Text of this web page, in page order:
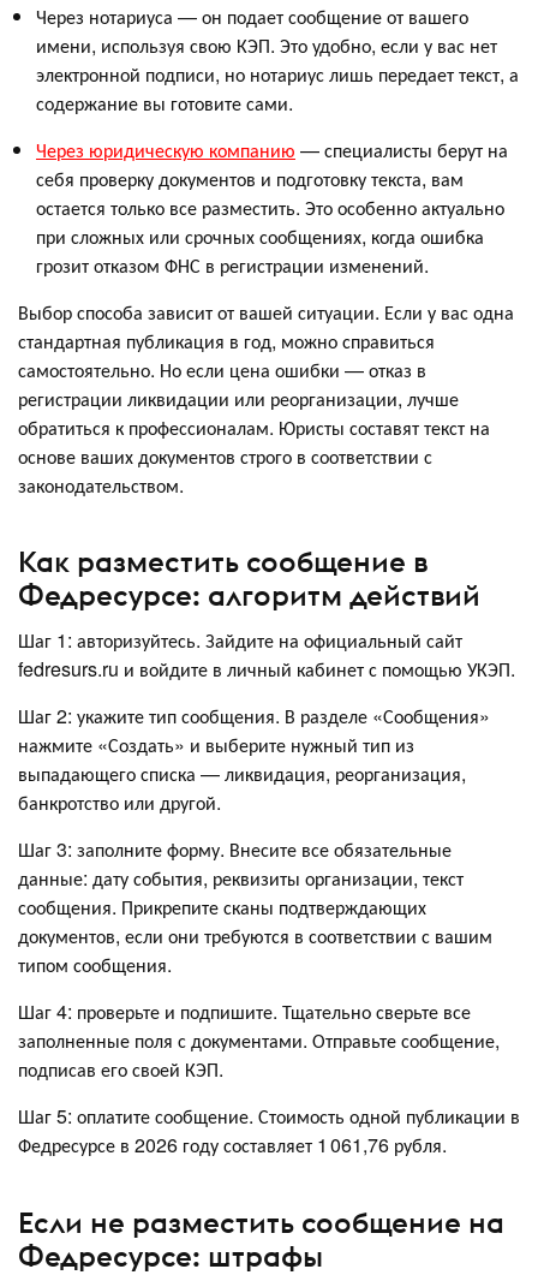
Через нотариуса — он подает сообщение от вашего
имени, используя свою КЭП. Это удобно, если у вас нет
электронной подписи, но нотариус лишь передает текст, а
содержание вы готовите сами.
Через юридическую компанию — специалисты берут на
себя проверку документов и подготовку текста, вам
остается только все разместить. Это особенно актуально
при сложных или срочных сообщениях, когда ошибка
грозит отказом ФНС в регистрации изменений.
Выбор способа зависит от вашей ситуации. Если у вас одна
стандартная публикация в год, можно справиться
самостоятельно. Но если цена ошибки — отказ в
регистрации ликвидации или реорганизации, лучше
обратиться к профессионалам. Юристы составят текст на
основе ваших документов строго в соответствии с
законодательством.
Как разместить сообщение в
Федресурсе: алгоритм действий
Шаг 1: авторизуйтесь. Зайдите на официальный сайт
fedresurs.ru и войдите в личный кабинет с помощью УКЭП.
Шаг 2: укажите тип сообщения. В разделе «Сообщения»
нажмите «Создать» и выберите нужный тип из
выпадающего списка — ликвидация, реорганизация,
банкротство или другой.
Шаг 3: заполните форму. Внесите все обязательные
данные: дату события, реквизиты организации, текст
сообщения. Прикрепите сканы подтверждающих
документов, если они требуются в соответствии с вашим
типом сообщения.
Шаг 4: проверьте и подпишите. Тщательно сверьте все
заполненные поля с документами. Отправьте сообщение,
подписав его своей КЭП.
Шаг 5: оплатите сообщение. Стоимость одной публикации в
Федресурсе в 2026 году составляет 1 061,76 рубля.
Если не разместить сообщение на
Федресурсе: штрафы